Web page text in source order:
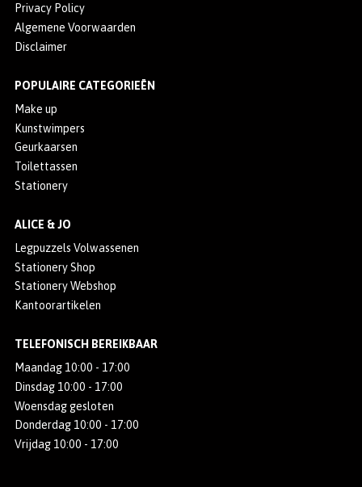
Privacy Policy
Algemene Voorwaarden
Disclaimer
POPULAIRE CATEGORIEËN
Make up
Kunstwimpers
Geurkaarsen
Toilettassen
Stationery
ALICE & JO
Legpuzzels Volwassenen
Stationery Shop
Stationery Webshop
Kantoorartikelen
TELEFONISCH BEREIKBAAR
Maandag 10:00 - 17:00
Dinsdag 10:00 - 17:00
Woensdag gesloten
Donderdag 10:00 - 17:00
Vrijdag 10:00 - 17:00